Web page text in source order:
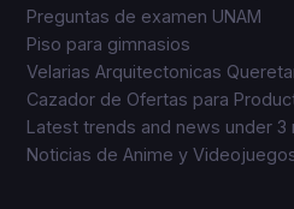
Preguntas de examen UNAM
Piso para gimnasios
Velarias Arquitectonicas
Cazador de Ofertas para
Latest trends and news under 3
Noticias de Anime y